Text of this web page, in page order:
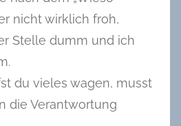
nicht wirklich froh,
Stelle dumm und ich
du vieles wagen, musst
die Verantwortung